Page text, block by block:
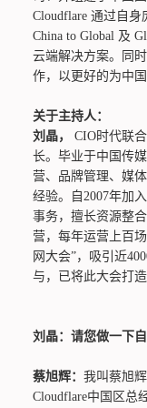
Cloudflare 通过自
China to Global 及
云端解决方案。同
作，以更好的为中
关于主持人：
刘晶， CIO时代联
长。毕业于中国传
营、品牌管理、媒
经验。自2007年加
事务，擅长资源整
营，每年运营上百
网大会”，吸引近
与，已将此大会打
刘晶：请您做一下
蔡旭辉： 我叫蔡旭
Cloudflare中国区总